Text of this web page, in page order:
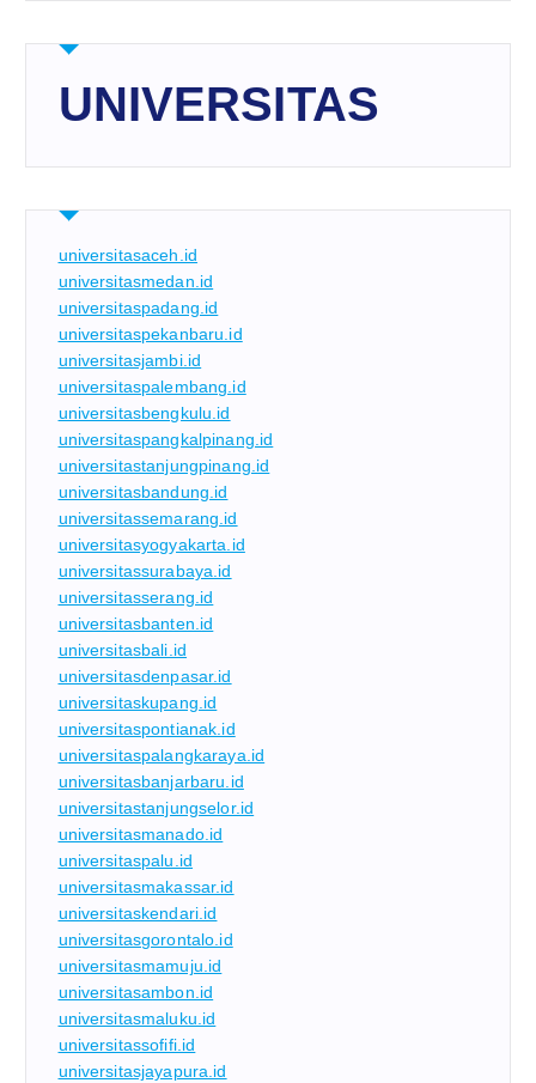
UNIVERSITAS
universitasaceh.id
universitasmedan.id
universitaspadang.id
universitaspekanbaru.id
universitasjambi.id
universitaspalembang.id
universitasbengkulu.id
universitaspangkalpinang.id
universitastanjungpinang.id
universitasbandung.id
universitassemarang.id
universitasyogyakarta.id
universitassurabaya.id
universitasserang.id
universitasbanten.id
universitasbali.id
universitasdenpasar.id
universitaskupang.id
universitaspontianak.id
universitaspalangkaraya.id
universitasbanjarbaru.id
universitastanjungselor.id
universitasmanado.id
universitaspalu.id
universitasmakassar.id
universitaskendari.id
universitasgorontalo.id
universitasmamuju.id
universitasambon.id
universitasmaluku.id
universitassofifi.id
universitasjayapura.id